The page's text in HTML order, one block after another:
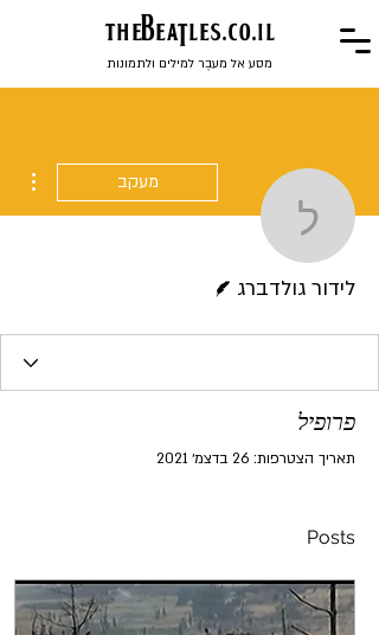
theBeaTles.co.il
מסע אל מעבֶר למילים ולתמונות
לידור גולדברג
מעקב
לידור גולדברג
פרופיל
תאריך הצטרפות: 26 בדצמ׳ 2021
Posts